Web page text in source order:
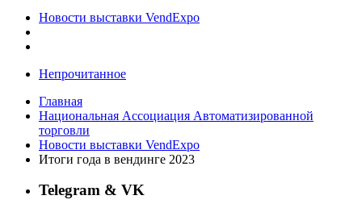
Новости выставки VendExpo
Непрочитанное
Главная
Национальная Ассоциация Автоматизированной
торговли
Новости выставки VendExpo
Итоги года в вендинге 2023
Telegram & VK